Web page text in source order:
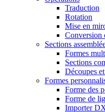
Traduction
Rotation
Mise en
Conversion
Sections
Formes
Sections
Découpes
Formes
Forme des
Forme de
Importer